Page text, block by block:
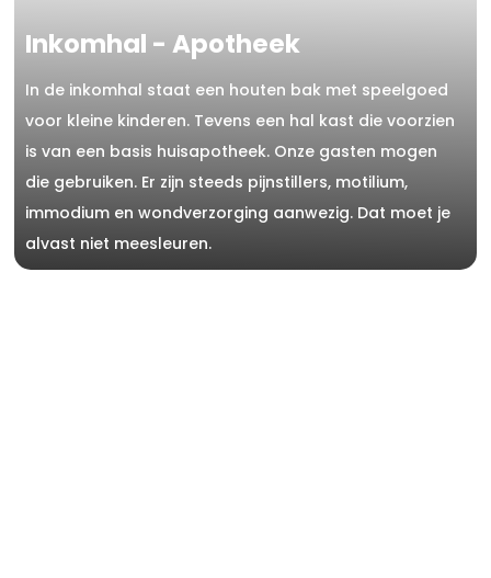
Inkomhal - Apotheek
In de inkomhal staat een houten bak met speelgoed
voor kleine kinderen. Tevens een hal kast die voorzien
is van een basis huisapotheek. Onze gasten mogen
die gebruiken. Er zijn steeds pijnstillers, motilium,
immodium en wondverzorging aanwezig. Dat moet je
alvast niet meesleuren.